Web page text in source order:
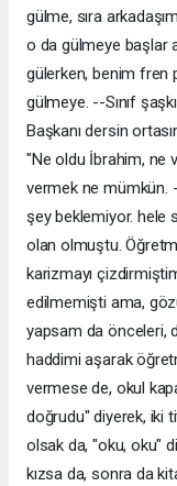
gülme, sıra
o da gülmeye başlar
gülerken, benim fren
gülmeye. --Sınıf
Başkanı dersin
"Ne oldu İbrahim, ne
vermek ne mümkün.
şey beklemiyor. hele
olan olmuştu.
karizmayı
edilmemişti ama,
yapsam da önceleri,
haddimi aşarak
vermese de, okul
doğrudu" diyerek, iki
olsak da, "oku, oku"
kızsa da, sonra da